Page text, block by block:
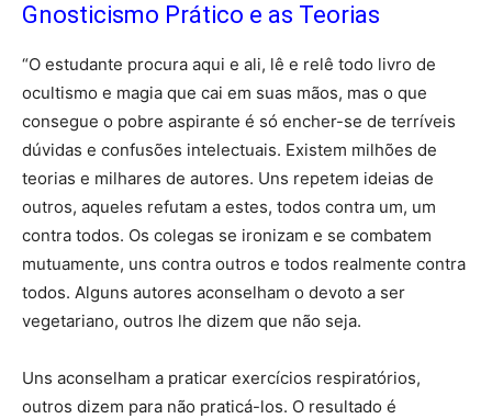
Gnosticismo Prático e as Teorias
“O estudante procura aqui e ali, lê e relê todo livro de
ocultismo e magia que cai em suas mãos, mas o que
consegue o pobre aspirante é só encher-se de terríveis
dúvidas e confusões intelectuais. Existem milhões de
teorias e milhares de autores. Uns repetem ideias de
outros, aqueles refutam a estes, todos contra um, um
contra todos. Os colegas se ironizam e se combatem
mutuamente, uns contra outros e todos realmente contra
todos. Alguns autores aconselham o devoto a ser
vegetariano, outros lhe dizem que não seja.
Uns aconselham a praticar exercícios respiratórios,
outros dizem para não praticá-los. O resultado é